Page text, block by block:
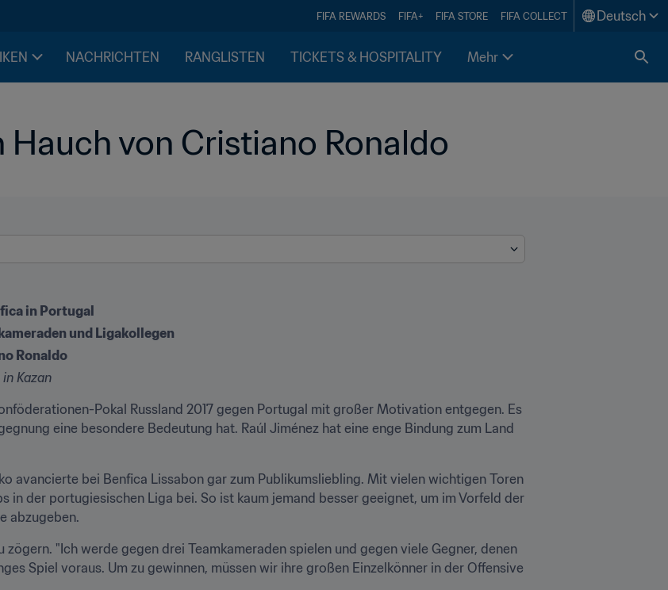
FIFA REWARDS FIFA+ FIFA STORE FIFA COLLECT Deutsch
NACHRICHTEN RANGLISTEN TICKETS & HOSPITALITY Mehr
Hauch von Cristiano Ronaldo
in Portugal
und Ligakollegen
Ronaldo
Kazan
Pokal Russland 2017 gegen Portugal mit großer Motivation entgegen. Es
eine besondere Bedeutung hat. Raúl Jiménez hat eine enge Bindung zum Land
avancierte bei Benfica Lissabon gar zum Publikumsliebling. Mit vielen wichtigen Toren
in der portugiesischen Liga bei. So ist kaum jemand besser geeignet, um im Vorfeld der
abzugeben.
zögern. "Ich werde gegen drei Teamkameraden spielen und gegen viele Gegner, denen
Spiel voraus. Um zu gewinnen, müssen wir ihre großen Einzelkönner in der Offensive